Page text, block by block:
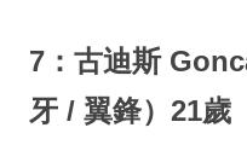
7：古迪斯
牙 / 翼鋒）21歲